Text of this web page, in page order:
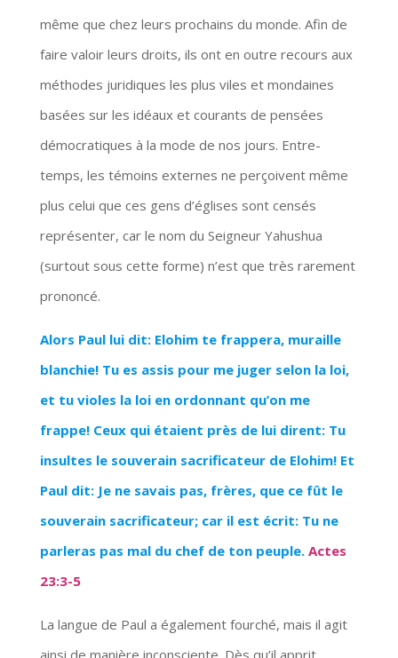
même que chez leurs prochains du monde. Afin de
faire valoir leurs droits, ils ont en outre recours aux
méthodes juridiques les plus viles et mondaines
basées sur les idéaux et courants de pensées
démocratiques à la mode de nos jours. Entre-
temps, les témoins externes ne perçoivent même
plus celui que ces gens d’églises sont censés
représenter, car le nom du Seigneur Yahushua
(surtout sous cette forme) n’est que très rarement
prononcé.
Alors Paul lui dit: Elohim te frappera, muraille
blanchie! Tu es assis pour me juger selon la loi,
et tu violes la loi en ordonnant qu’on me
frappe! Ceux qui étaient près de lui dirent: Tu
insultes le souverain sacrificateur de Elohim! Et
Paul dit: Je ne savais pas, frères, que ce fût le
souverain sacrificateur; car il est écrit: Tu ne
parleras pas mal du chef de ton peuple. Actes
23:3-5
La langue de Paul a également fourché, mais il agit